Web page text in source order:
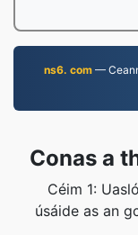
ns6. com —
Conas a
Céim 1:
úsáide as an